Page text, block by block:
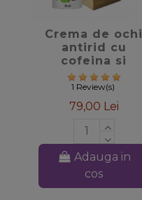
favorite_border
Crema de ochi
antirid cu
cofeina si
centella, 30ml -
Sattva
1 Review(s)
79,00 Lei
Adauga in
cos